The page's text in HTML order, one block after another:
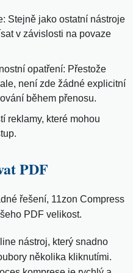
Stejně jako ostatní nástroje
v závislosti na povaze
opatření: Přestože
není zde žádné explicitní
během přenosu.
reklamy, které mohou
PDF
řešení, 11zon Compress
PDF velikost.
nástroj, který snadno
několika kliknutími.